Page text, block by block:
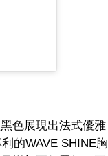
色展現出法式優雅
的WAVE SHINE胸